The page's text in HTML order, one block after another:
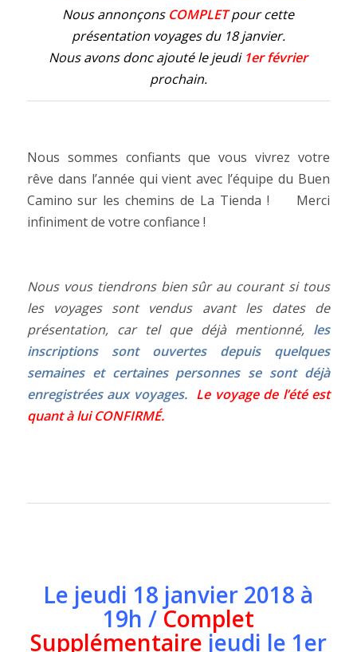
Nous annonçons COMPLETpour cette
présentation voyages du 18 janvier.
Nous avons donc ajouté le jeudi 1er février
prochain.
Nous sommes confiants que vous vivrez votre
rêve dans l’année qui vient avec l’équipe du Buen
Camino sur les chemins de La Tienda ! Merci
infiniment de votre confiance !
Nous vous tiendrons bien sûr au courant si tous
les voyages sont vendus avant les dates de
présentation, car tel que déjà mentionné, les
inscriptions sont ouvertes depuis quelques
semaines et certaines personnes se sont déjà
enregistrées aux voyages. Le voyage de l’été est
quant à lui CONFIRMÉ.
Le jeudi 18 janvier 2018 à
19h /Complet
Supplémentaire jeudi le 1er